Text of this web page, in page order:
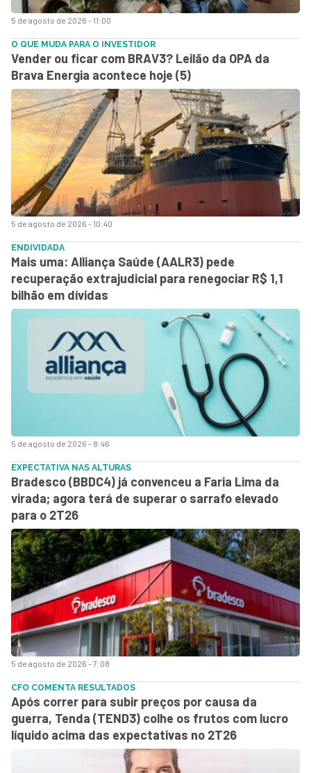
5 de agosto de 2026 - 11:00
5 de agosto de 2026 - 10:40
O QUE MUDA PARA O INVESTIDOR
Vender ou ficar com BRAV3? Leilão da OPA da
Brava Energia acontece hoje (5)
5 de agosto de 2026 - 8:46
ENDIVIDADA
Mais uma: Alliança Saúde (AALR3) pede
recuperação extrajudicial para renegociar R$ 1,1
bilhão em dívidas
5 de agosto de 2026 - 7:08
EXPECTATIVA NAS ALTURAS
Bradesco (BBDC4) já convenceu a Faria Lima da
virada; agora terá de superar o sarrafo elevado
para o 2T26
CFO COMENTA RESULTADOS
Após correr para subir preços por causa da
guerra, Tenda (TEND3) colhe os frutos com lucro
líquido acima das expectativas no 2T26